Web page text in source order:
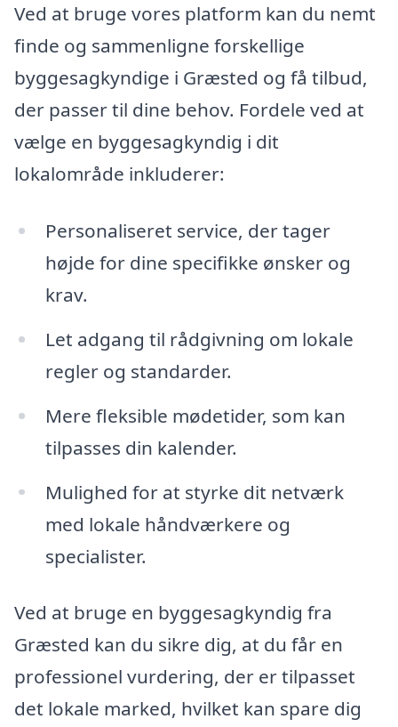
Ved at bruge vores platform kan du nemt
finde og sammenligne forskellige
byggesagkyndige i Græsted og få tilbud,
der passer til dine behov. Fordele ved at
vælge en byggesagkyndig i dit
lokalområde inkluderer:
Personaliseret service, der tager
højde for dine specifikke ønsker og
krav.
Let adgang til rådgivning om lokale
regler og standarder.
Mere fleksible mødetider, som kan
tilpasses din kalender.
Mulighed for at styrke dit netværk
med lokale håndværkere og
specialister.
Ved at bruge en byggesagkyndig fra
Græsted kan du sikre dig, at du får en
professionel vurdering, der er tilpasset
det lokale marked, hvilket kan spare dig